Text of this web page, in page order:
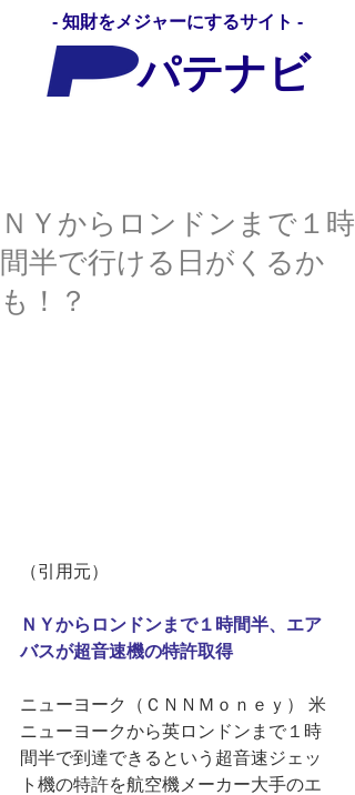
- 知財をメジャーにするサイト -
パテナビ
ＮＹからロンドンまで１時
間半で行ける日がくるか
も！？
（引用元）
ＮＹからロンドンまで１時間半、エア
バスが超音速機の特許取得
ニューヨーク（ＣＮＮＭｏｎｅｙ） 米
ニューヨークから英ロンドンまで１時
間半で到達できるという超音速ジェッ
ト機の特許を航空機メーカー大手のエ